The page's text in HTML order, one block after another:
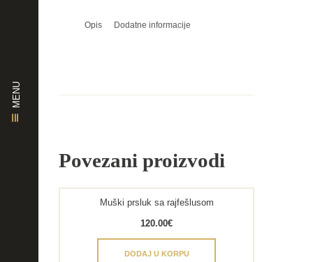
MENU
Opis Dodatne informacije
Povezani proizvodi
Muški prsluk sa rajfešlusom
120.00€
DODAJ U KORPU